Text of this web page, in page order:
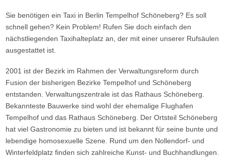
Sie benötigen ein Taxi in Berlin Tempelhof Schöneberg? Es soll
schnell gehen? Kein Problem! Rufen Sie doch einfach den
nächstliegenden Taxihalteplatz an, der mit einer unserer Rufsäulen
ausgestattet ist.
2001 ist der Bezirk im Rahmen der Verwaltungsreform durch
Fusion der bisherigen Bezirke Tempelhof und Schöneberg
entstanden. Verwaltungszentrale ist das Rathaus Schöneberg.
Bekannteste Bauwerke sind wohl der ehemalige Flughafen
Tempelhof und das Rathaus Schöneberg. Der Ortsteil Schöneberg
hat viel Gastronomie zu bieten und ist bekannt für seine bunte und
lebendige homosexuelle Szene. Rund um den Nollendorf- und
Winterfeldplatz finden sich zahlreiche Kunst- und Buchhandlungen.